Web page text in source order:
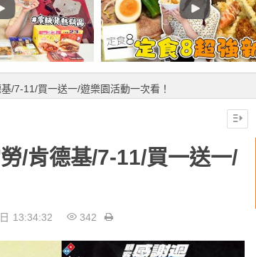
/7-11/買一送一/遊樂園活動一次看！
/肯德基/7-11/買一送一/
13:34:32 342